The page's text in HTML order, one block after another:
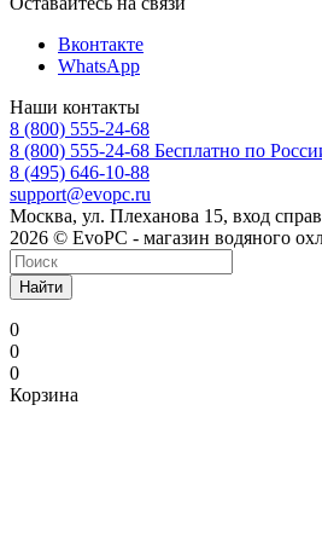
Вконтакте
WhatsApp
Наши контакты
8 (800) 555-24-68
8 (800) 555-24-68 Бесплатно по
8 (495) 646-10-88
support@evopc.ru
Москва, ул. Плеханова 15, вход
2026 © EvoPC - магазин водяного
Найти
0
0
0
Корзина